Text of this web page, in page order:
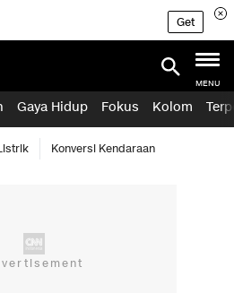
Get
MENU
Gaya Hidup Fokus Kolom
Konversi Kendaraan